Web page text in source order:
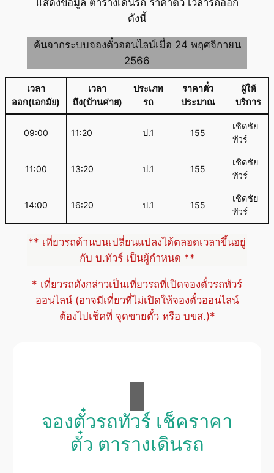
แสดงข้อมูล ตารางเดินรถ ราคาตั๋ว เวลารถออก
ดังนี้
ค้นจากระบบจองตั๋วออนไลน์เมื่อ 24 พฤศจิกายน
2566
เวลา
ออก(เอกมัย)
เวลา
ถึง(บ้านค่าย)
ประเภท
รถ
ราคาตั๋ว
ประมาณ
ผู้ให้
บริการ
09:00 11:20 ป.1 155
เชิดชัย
ทัวร์
11:00 13:20 ป.1 155
เชิดชัย
ทัวร์
14:00 16:20 ป.1 155
เชิดชัย
ทัวร์
** เที่ยวรถด้านบนเปลี่ยนแปลงได้ตลอดเวลาขึ้นอยู่
กับ บ.ทัวร์ เป็นผู้กำหนด **
* เที่ยวรถดังกล่าวเป็นเที่ยวรถที่เปิดจองตั๋วรถทัวร์
ออนไลน์ (อาจมีเที่ยวที่ไม่เปิดให้จองตั๋วออนไลน์
ต้องไปเช็คที่ จุดขายตั๋ว หรือ บขส.)*
จองตั๋วรถทัวร์ เช็คราคา
ตั๋ว ตารางเดินรถ